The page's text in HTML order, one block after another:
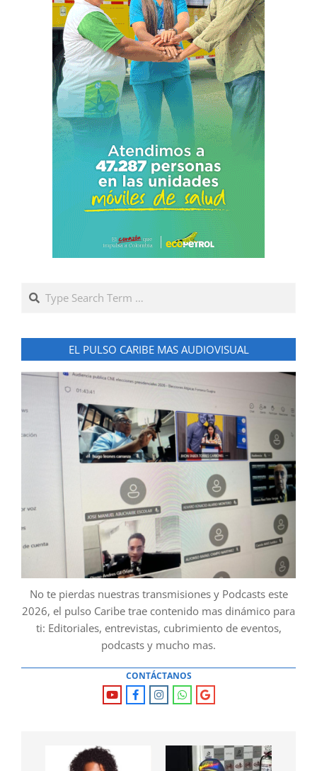
Search
EL PULSO CARIBE MAS AUDIOVISUAL
No te pierdas nuestras transmisiones y Podcasts este
2026, el pulso Caribe trae contenido mas dinámico para
ti: Editoriales, entrevistas, cubrimiento de eventos,
podcasts y mucho mas.
CONTÁCTANOS